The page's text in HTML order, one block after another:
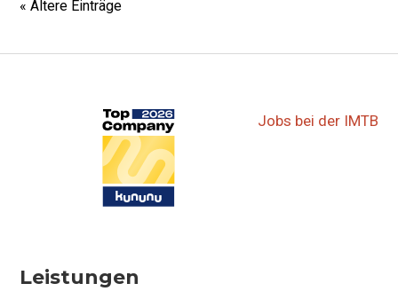
« Ältere Einträge
Jobs bei der IMTB
Leistungen